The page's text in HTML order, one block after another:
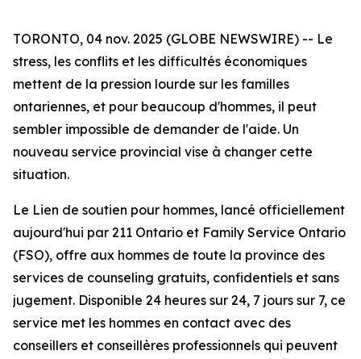
TORONTO, 04 nov. 2025 (GLOBE NEWSWIRE) -- Le
stress, les conflits et les difficultés économiques
mettent de la pression lourde sur les familles
ontariennes, et pour beaucoup d'hommes, il peut
sembler impossible de demander de l'aide. Un
nouveau service provincial vise à changer cette
situation.
Le Lien de soutien pour hommes, lancé officiellement
aujourd'hui par 211 Ontario et Family Service Ontario
(FSO), offre aux hommes de toute la province des
services de counseling gratuits, confidentiels et sans
jugement. Disponible 24 heures sur 24, 7 jours sur 7, ce
service met les hommes en contact avec des
conseillers et conseillères professionnels qui peuvent